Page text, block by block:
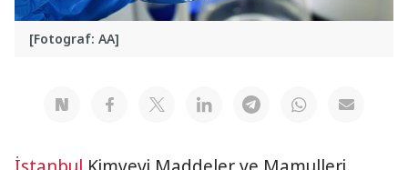
[Fotograf: AA]